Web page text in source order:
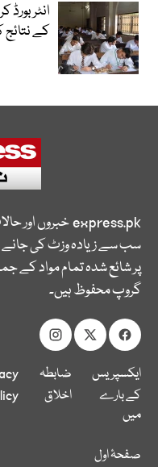
انٹر
کے نتائج
express.pkخبروں اور
سب سے زیادہ وزٹ کی
پر شائع شدہ تمام مواد کے
گروپ محفوظ ہیں۔
ایکسپریس
کے بارے
میں
ضابطہ
اخلاق
صفحۂ اول